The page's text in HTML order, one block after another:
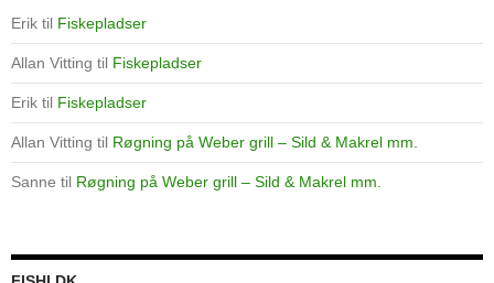
Erik til Fiskepladser
Allan Vitting til Fiskepladser
Erik til Fiskepladser
Allan Vitting til Røgning på Weber grill – Sild & Makrel mm.
Sanne til Røgning på Weber grill – Sild & Makrel mm.